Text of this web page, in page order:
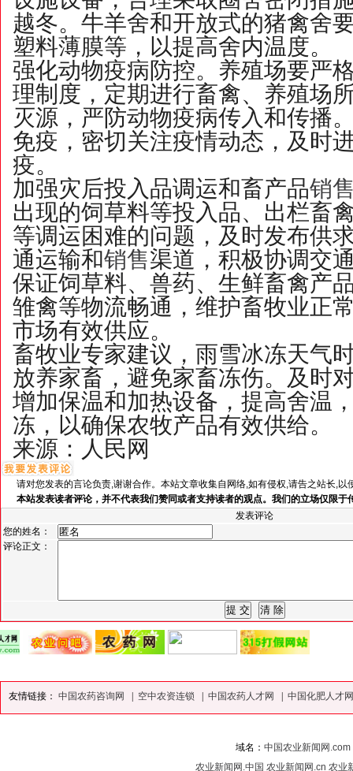
越冬。牛羊舍和开放式的猪禽舍
塑料薄膜等，以提高舍内温度。
强化动物疫病防控。养殖场要严
理制度，定期进行畜禽、养殖场
灭源，严防动物疫病传入和传播
免疫，密切关注疫情动态，及时
疫。
加强灾后投入品调运和畜产品销
出现的饲草料等投入品、出栏畜
等调运困难的问题，及时发布供
通运输和销售渠道，积极协调交
保证饲草料、兽药、生鲜畜禽产
雏禽等物流畅通，维护畜牧业正
市场有效供应。
畜牧业专家建议，雨雪冰冻天气
放养家畜，避免家畜冻伤。及时
增加保温和加热设备，提高舍温
冻，以确保农牧产品有效供给。
来源：人民网
请对您发表的言论负责,谢谢合作。本站文章收集自网络,如有侵权,请告之站长,以
本站发表读者评论，并不代表我们赞同或者支持读者的观点。我们的立场仅限于
发表评论
您的姓名：
评论正文：
友情链接： 中国农药咨询网 空中农资连锁 中国农药人才网 中国化肥人才
域名： 中国农业新闻网.com
农业新闻网.中国 农业新闻网.cn 农业